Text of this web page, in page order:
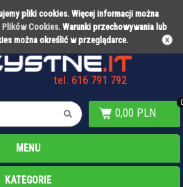
pliki cookies. Więcej informacji można
Plików Cookies. Warunki przechowywania lub
można określić w przeglądarce.
Warty Poznań
tel. 616 791 792
0,00 PLN
0
MENU
KATEGORIE